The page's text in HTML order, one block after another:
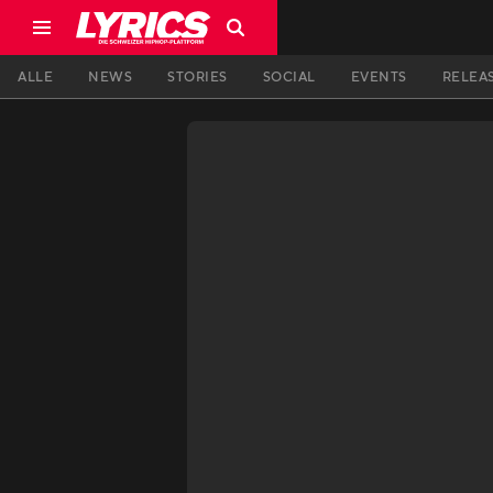
ALLE NEWS STORIES SOCIAL EVENTS